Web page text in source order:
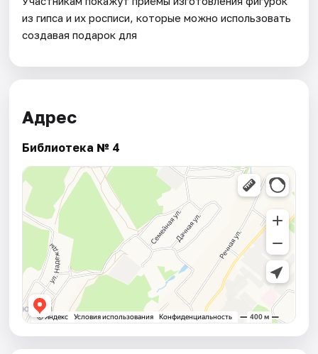
из гипса и их росписи, которые можно использовать
создавая подарок для
Адрес
Библиотека № 4